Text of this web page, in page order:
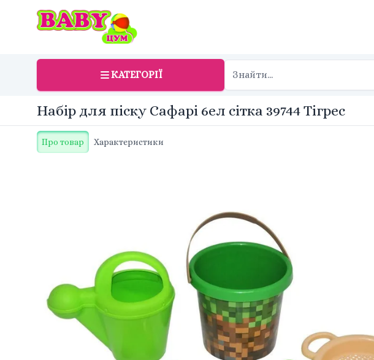
КАТЕГОРІЇ
Набір для піску Сафарі 6ел сітка 39744 Тігрес
Про товар Характеристики